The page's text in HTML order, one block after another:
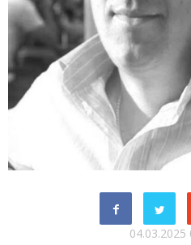
04.03.2025